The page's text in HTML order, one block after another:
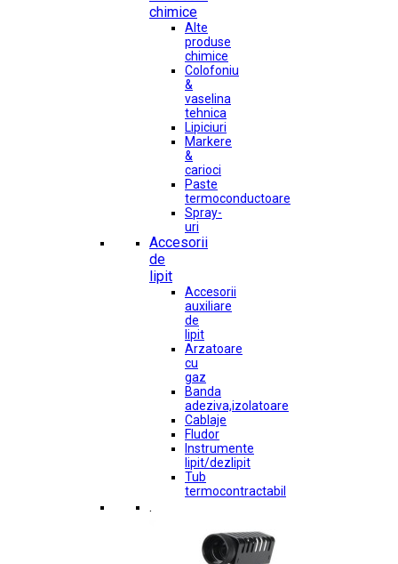
chimice
Alte
produse
chimice
Colofoniu
&
vaselina
tehnica
Lipiciuri
Markere
&
carioci
Paste
termoconductoare
Spray-
uri
Accesorii
de
lipit
Accesorii
auxiliare
de
lipit
Arzatoare
cu
gaz
Banda
adeziva,izolatoare
Cablaje
Fludor
Instrumente
lipit/dezlipit
Tub
termocontractabil
.